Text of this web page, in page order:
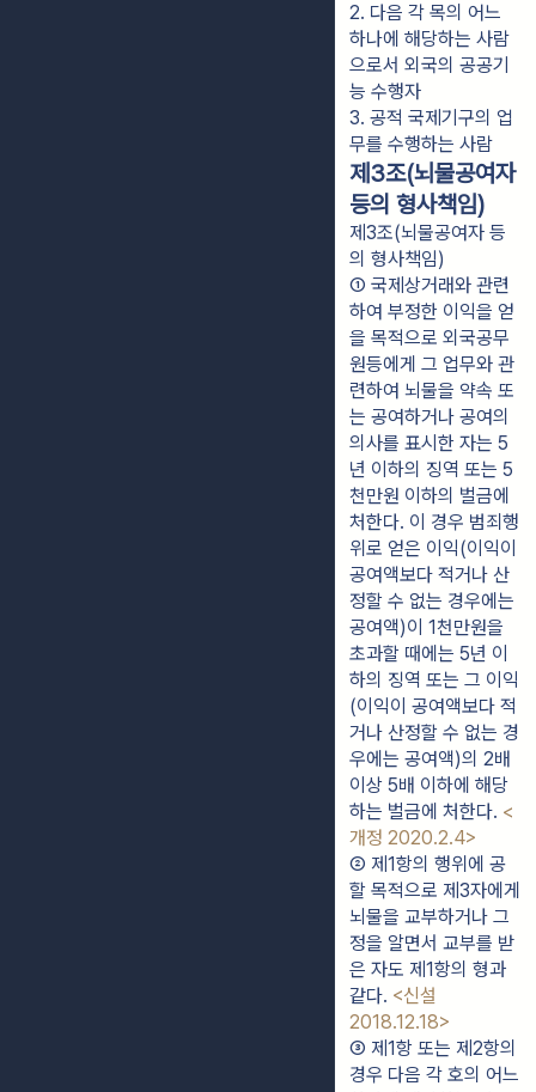
2. 다음 각 목의 어느
하나에 해당하는 사람
으로서 외국의 공공기
능 수행자
3. 공적 국제기구의 업
무를 수행하는 사람
제3조(뇌물공여자
등의 형사책임)
제3조(뇌물공여자 등
의 형사책임)
① 국제상거래와 관련
하여 부정한 이익을 얻
을 목적으로 외국공무
원등에게 그 업무와 관
련하여 뇌물을 약속 또
는 공여하거나 공여의
의사를 표시한 자는 5
년 이하의 징역 또는 5
천만원 이하의 벌금에
처한다. 이 경우 범죄행
위로 얻은 이익(이익이
공여액보다 적거나 산
정할 수 없는 경우에는
공여액)이 1천만원을
초과할 때에는 5년 이
하의 징역 또는 그 이익
(이익이 공여액보다 적
거나 산정할 수 없는 경
우에는 공여액)의 2배
이상 5배 이하에 해당
하는 벌금에 처한다. <
개정 2020.2.4>
② 제1항의 행위에 공
할 목적으로 제3자에게
뇌물을 교부하거나 그
정을 알면서 교부를 받
은 자도 제1항의 형과
같다. <신설
2018.12.18>
③ 제1항 또는 제2항의
경우 다음 각 호의 어느